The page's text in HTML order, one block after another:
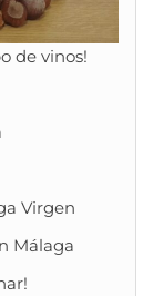
de vinos!
Virgen
Málaga